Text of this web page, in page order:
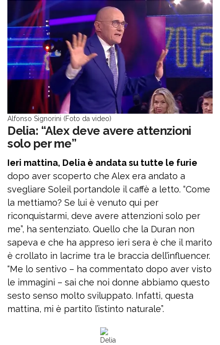
Alfonso Signorini (Foto da video)
Delia: “Alex deve avere attenzioni
solo per me”
Ieri mattina, Delia è andata su tutte le furie
dopo aver scoperto che Alex era andato a
svegliare Soleil portandole il caffè a letto. “Come
la mettiamo? Se lui è venuto qui per
riconquistarmi, deve avere attenzioni solo per
me”, ha sentenziato. Quello che la Duran non
sapeva e che ha appreso ieri sera è che il marito
è crollato in lacrime tra le braccia dell’influencer.
“Me lo sentivo – ha commentato dopo aver visto
le immagini – sai che noi donne abbiamo questo
sesto senso molto sviluppato. Infatti, questa
mattina, mi è partito l’istinto naturale”.
Delia